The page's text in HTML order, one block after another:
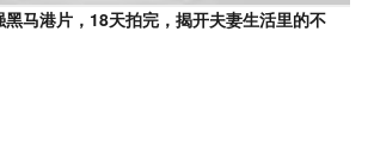
黑马港片，18天拍完，揭开夫妻生活里的不